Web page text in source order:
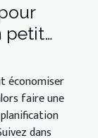
petit
économiser
faire une
dans